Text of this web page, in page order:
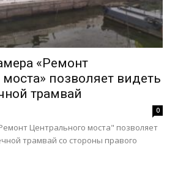
«Ремонт
позволяет видеть
трамвай
0
Центрального моста" позволяет
трамвай со стороны правого